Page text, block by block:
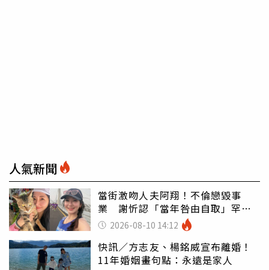
人氣新聞
當街激吻人夫阿翔！不倫戀毀事
業 謝忻認「當年咎由自取」罕吐
心聲2026-08-10 14:12
快訊／方志友、楊銘威宣布離婚！
11年婚姻畫句點：永遠是家人